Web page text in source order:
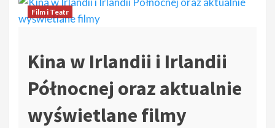
Film i Teatr
Kina w Irlandii i Irlandii
Północnej oraz aktualnie
wyświetlane filmy